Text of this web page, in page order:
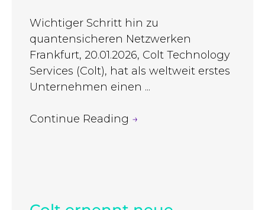
Wichtiger Schritt hin zu
quantensicheren Netzwerken
Frankfurt, 20.01.2026, Colt Technology
Services (Colt), hat als weltweit erstes
Unternehmen einen ...
Continue Reading →